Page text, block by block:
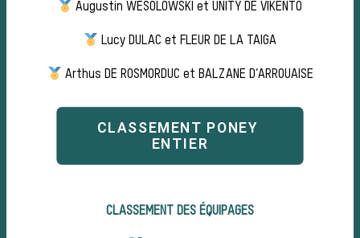
Augustin WESOLOWSKI et UNITY DE VIKENTO
Lucy DULAC et FLEUR DE LA TAIGA
Arthus DE ROSMORDUC et BALZANE D’ARROUAISE
CLASSEMENT PONEY
ENTIER
CLASSEMENT DES ÉQUIPAGES